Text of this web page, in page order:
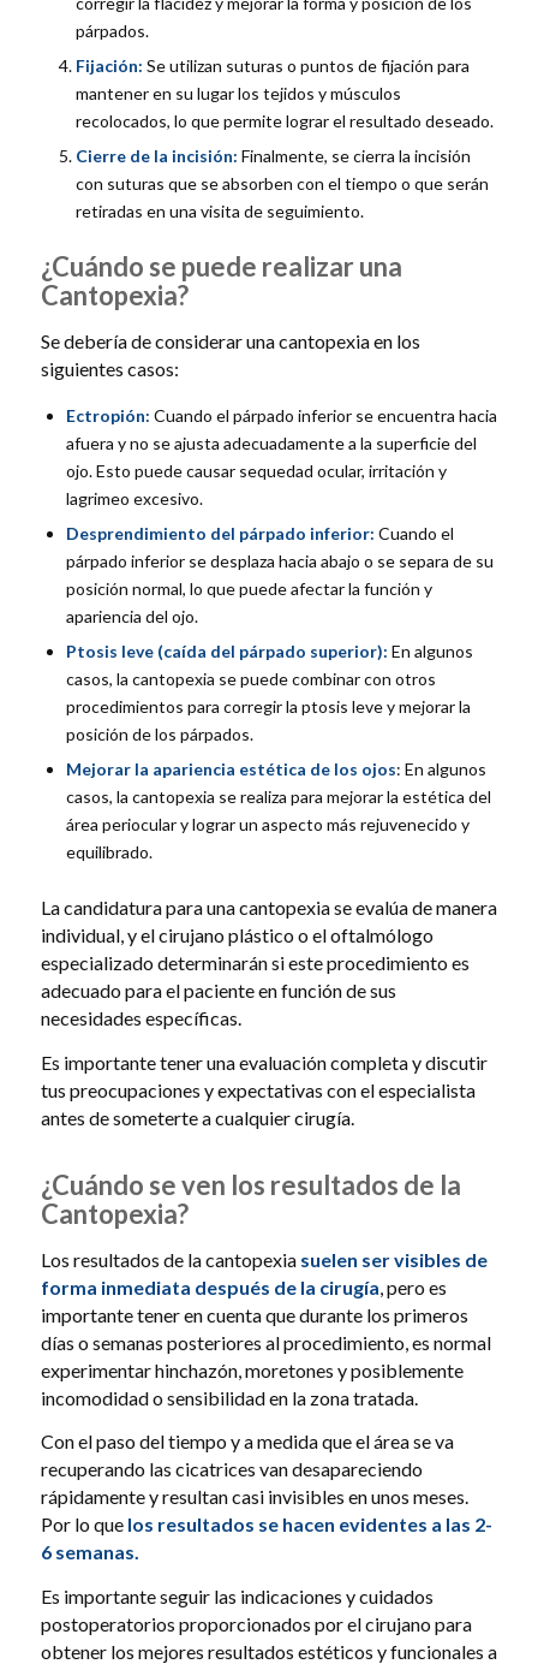
párpados.
Fijación: Se utilizan suturas o puntos de fijación para
mantener en su lugar los tejidos y músculos
recolocados, lo que permite lograr el resultado deseado.
Cierre de la incisión: Finalmente, se cierra la incisión
con suturas que se absorben con el tiempo o que serán
retiradas en una visita de seguimiento.
¿Cuándo se puede realizar una
Cantopexia?
Se debería de considerar una cantopexia en los
siguientes casos:
Ectropión: Cuando el párpado inferior se encuentra hacia
afuera y no se ajusta adecuadamente a la superficie del
ojo. Esto puede causar sequedad ocular, irritación y
lagrimeo excesivo.
Desprendimiento del párpado inferior: Cuando el
párpado inferior se desplaza hacia abajo o se separa de su
posición normal, lo que puede afectar la función y
apariencia del ojo.
Ptosis leve (caída del párpado superior): En algunos
casos, la cantopexia se puede combinar con otros
procedimientos para corregir la ptosis leve y mejorar la
posición de los párpados.
Mejorar la apariencia estética de los ojos: En algunos
casos, la cantopexia se realiza para mejorar la estética del
área periocular y lograr un aspecto más rejuvenecido y
equilibrado.
La candidatura para una cantopexia se evalúa de manera
individual, y el cirujano plástico o el oftalmólogo
especializado determinarán si este procedimiento es
adecuado para el paciente en función de sus
necesidades específicas.
Es importante tener una evaluación completa y discutir
tus preocupaciones y expectativas con el especialista
antes de someterte a cualquier cirugía.
¿Cuándo se ven los resultados de la
Cantopexia?
Los resultados de la cantopexia suelen ser visibles de
forma inmediata después de la cirugía , pero es
importante tener en cuenta que durante los primeros
días o semanas posteriores al procedimiento, es normal
experimentar hinchazón, moretones y posiblemente
incomodidad o sensibilidad en la zona tratada.
Con el paso del tiempo y a medida que el área se va
recuperando las cicatrices van desapareciendo
rápidamente y resultan casi invisibles en unos meses.
Por lo que los resultados se hacen evidentes a las 2-
6 semanas.
Es importante seguir las indicaciones y cuidados
postoperatorios proporcionados por el cirujano para
obtener los mejores resultados estéticos y funcionales a